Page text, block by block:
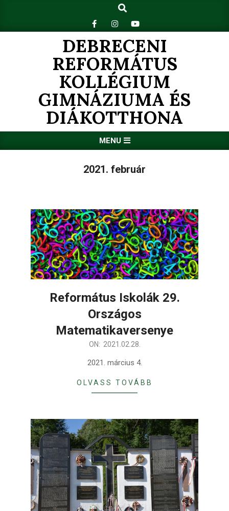
content
Search
DEBRECENI
REFORMÁTUS
KOLLÉGIUM
GIMNÁZIUMA ÉS
DIÁKOTTHONA
Navigation
MENU
2021. február
Református Iskolák 29.
Országos
Matematikaversenye
ON: 2021.02.28.
2021. március 4.
OLVASS TOVÁBB